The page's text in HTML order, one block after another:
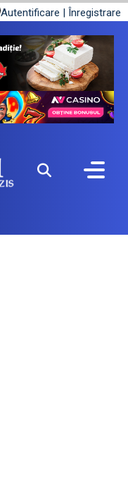
Autentificare | Înregistrare